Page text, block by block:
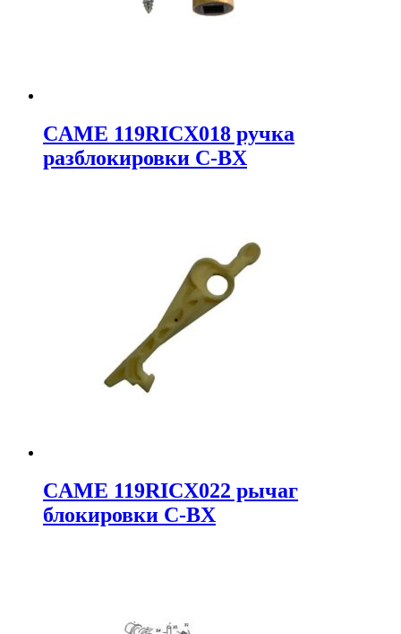
CAME 119RICX018 ручка
разблокировки C-BX
CAME 119RICX022 рычаг
блокировки C-BX